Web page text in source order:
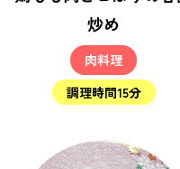
炒め
肉料理
調理時間15分